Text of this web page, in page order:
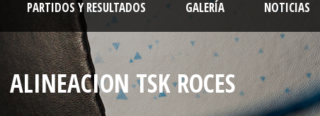
PARTIDOS Y RESULTADOS GALERÍA NOTICIAS
ALINEACION TSK ROCES